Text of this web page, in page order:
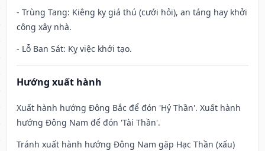
- Trùng Tang: Kiêng kỵ giá thú (cưới hỏi), an táng hay khởi
công xây nhà.
- Lỗ Ban Sát: Kỵ việc khởi tạo.
Hướng xuất hành
Xuất hành hướng Đông Bắc để đón 'Hỷ Thần'. Xuất hành
hướng Đông Nam để đón 'Tài Thần'.
Tránh xuất hành hướng Đông Nam gặp Hạc Thần (xấu)